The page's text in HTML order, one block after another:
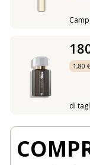
1,80
di